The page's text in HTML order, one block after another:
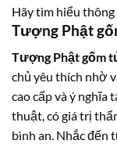
Hãy tìm hiểu thông
Tượng Phật
Tượng Phật gốm
chủ yêu thích nhờ
cao cấp và ý nghĩa
thuật, có giá trị
bình an. Nhắc đến